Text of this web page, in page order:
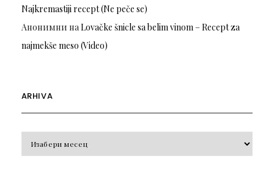
Najkremastiji recept (Ne peče se)
Анонимни на Lovačke šnicle sa belim vinom – Recept za
najmekše meso (Video)
ARHIVA